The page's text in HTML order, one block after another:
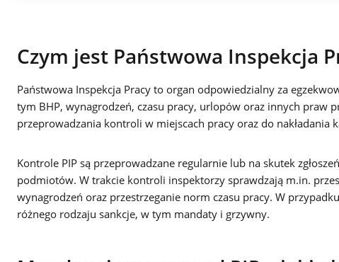
Czym jest Państwowa Inspekcja
Państwowa Inspekcja Pracy to organ odpowiedzialny za
tym BHP, wynagrodzeń, czasu pracy, urlopów oraz innych praw
przeprowadzania kontroli w miejscach pracy oraz do
Kontrole PIP są przeprowadzane regularnie lub na skutek
podmiotów. W trakcie kontroli inspektorzy sprawdzają m.in.
wynagrodzeń oraz przestrzeganie norm czasu pracy. W
różnego rodzaju sankcje, w tym mandaty i grzywny.